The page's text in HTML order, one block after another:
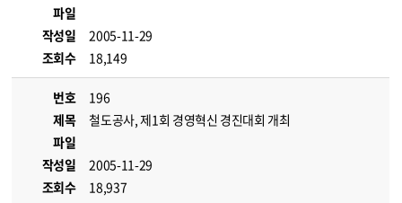
파일
작성일
2005-11-29
조회수
18,149
번호
196
제목
철도공사, 제1회 경영혁신 경진대회 개최
파일
작성일
2005-11-29
조회수
18,937